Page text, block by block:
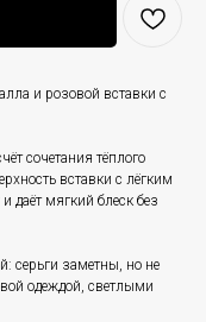
и розовой вставки с
сочетания тёплого
вставки с лёгким
даёт мягкий блеск без
серьги заметны, но не
одеждой, светлыми